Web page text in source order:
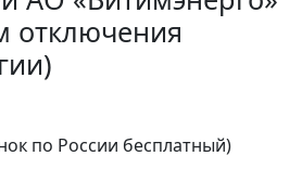
отключения
по России бесплатный)